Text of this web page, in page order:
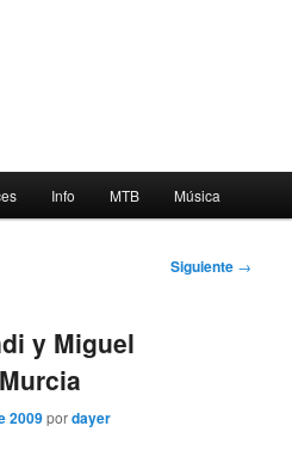
Info MTB Música
Siguiente →
y Miguel
2009pordayer